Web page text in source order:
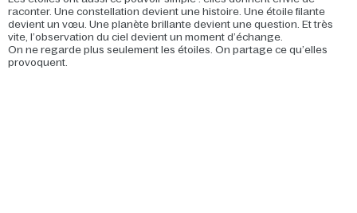
raconter. Une constellation devient une histoire. Une étoile filante
devient un vœu. Une planète brillante devient une question. Et très
vite, l’observation du ciel devient un moment d’échange.
On ne regarde plus seulement les étoiles. On partage ce qu’elles
provoquent.